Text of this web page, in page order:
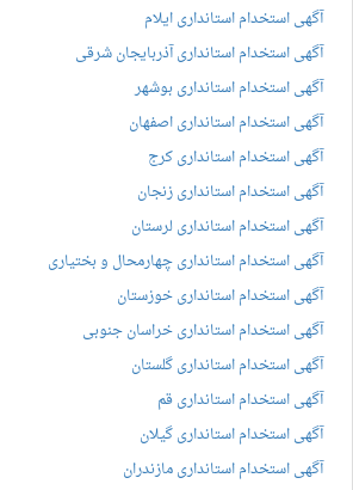
آگهی استخدام استانداری ایلام
آگهی استخدام استانداری آذربایجان شرقی
آگهی استخدام استانداری بوشهر
آگهی استخدام استانداری اصفهان
آگهی استخدام استانداری کرج
آگهی استخدام استانداری زنجان
آگهی استخدام استانداری لرستان
آگهی استخدام استانداری چهارمحال و بختیاری
آگهی استخدام استانداری خوزستان
آگهی استخدام استانداری خراسان جنوبی
آگهی استخدام استانداری گلستان
آگهی استخدام استانداری قم
آگهی استخدام استانداری گیلان
آگهی استخدام استانداری مازندران